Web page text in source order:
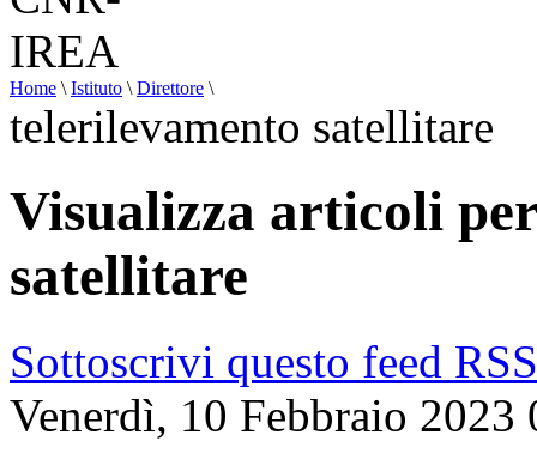
Home \ Istituto \ Direttore \
telerilevamento satellitare
Visualizza articoli
satellitare
Sottoscrivi questo feed RSS
Venerdì, 10 Febbraio 2023